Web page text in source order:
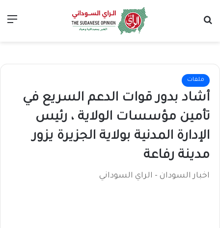
ملفات
أشاد بدور قوات الدعم السريع في
تأمين مؤسسات الولاية ، رئيس
الإدارة المدنية بولاية الجزيرة يزور
مدينة رفاعة
اخبار السودان - الراي السوداني